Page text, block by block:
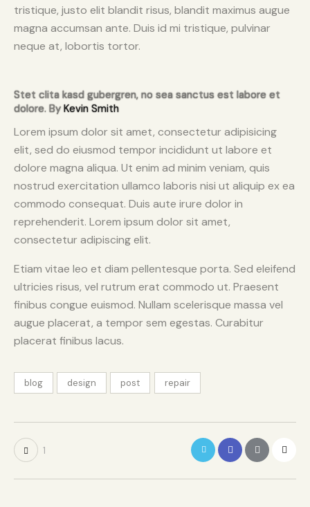
tristique, justo elit blandit risus, blandit maximus augue
magna accumsan ante. Duis id mi tristique, pulvinar
neque at, lobortis tortor.
Stet clita kasd gubergren, no sea sanctus est labore et
dolore. ByKevin Smith
Lorem ipsum dolor sit amet, consectetur adipisicing
elit, sed do eiusmod tempor incididunt ut labore et
dolore magna aliqua. Ut enim ad minim veniam, quis
nostrud exercitation ullamco laboris nisi ut aliquip ex ea
commodo consequat. Duis aute irure dolor in
reprehenderit. Lorem ipsum dolor sit amet,
consectetur adipiscing elit.
Etiam vitae leo et diam pellentesque porta. Sed eleifend
ultricies risus, vel rutrum erat commodo ut. Praesent
finibus congue euismod. Nullam scelerisque massa vel
augue placerat, a tempor sem egestas. Curabitur
placerat finibus lacus.
blog design post repair
1